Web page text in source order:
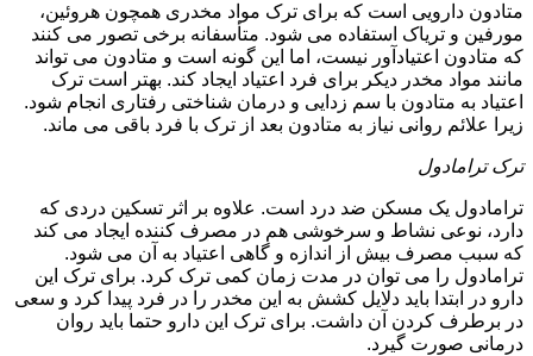
متادون دارویی است که برای ترک مواد مخدری همچون هروئین،
مورفین و تریاک استفاده می شود. متأسفانه برخی تصور می کنند
که متادون اعتیادآور نیست، اما این گونه است و متادون می تواند
مانند مواد مخدر دیکر برای فرد اعتیاد ایجاد کند. بهتر است ترک
اعتیاد به متادون با سم زدایی و درمان شناختی رفتاری انجام شود.
زیرا علائم روانی نیاز به متادون بعد از ترک با فرد باقی می ماند.
ترک ترامادول
ترامادول یک مسکن ضد درد است. علاوه بر اثر تسکین دردی که
دارد، نوعی نشاط و سرخوشی هم در مصرف کننده ایجاد می کند
که سبب مصرف بیش از اندازه و گاهی اعتیاد به آن می شود.
ترامادول را می توان در مدت زمان کمی ترک کرد. برای ترک این
دارو در ابتدا باید دلایل کشش به این مخدر را در فرد پیدا کرد و سعی
در برطرف کردن آن داشت. برای ترک این دارو حتما باید روان
درمانی صورت گیرد.